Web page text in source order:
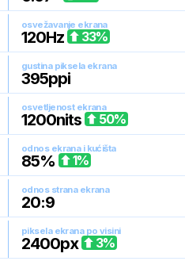
osvežavanje ekrana
120Hz 33%
gustina piksela ekrana
395ppi
osvetljenost ekrana
1200nits 50%
odnos ekrana i kućišta
85% 1%
odnos strana ekrana
20:9
piksela ekrana po visini
2400px 3%